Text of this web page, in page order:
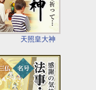
天照皇大神